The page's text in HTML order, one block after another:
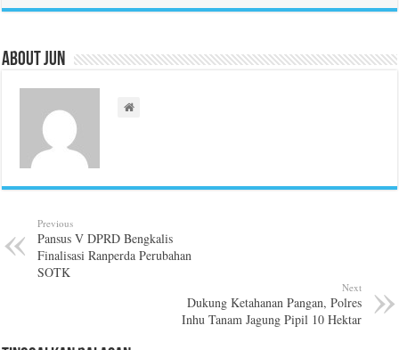
About Jun
Previous
Pansus V DPRD Bengkalis
Finalisasi Ranperda Perubahan
SOTK
Next
Dukung Ketahanan Pangan, Polres
Inhu Tanam Jagung Pipil 10 Hektar